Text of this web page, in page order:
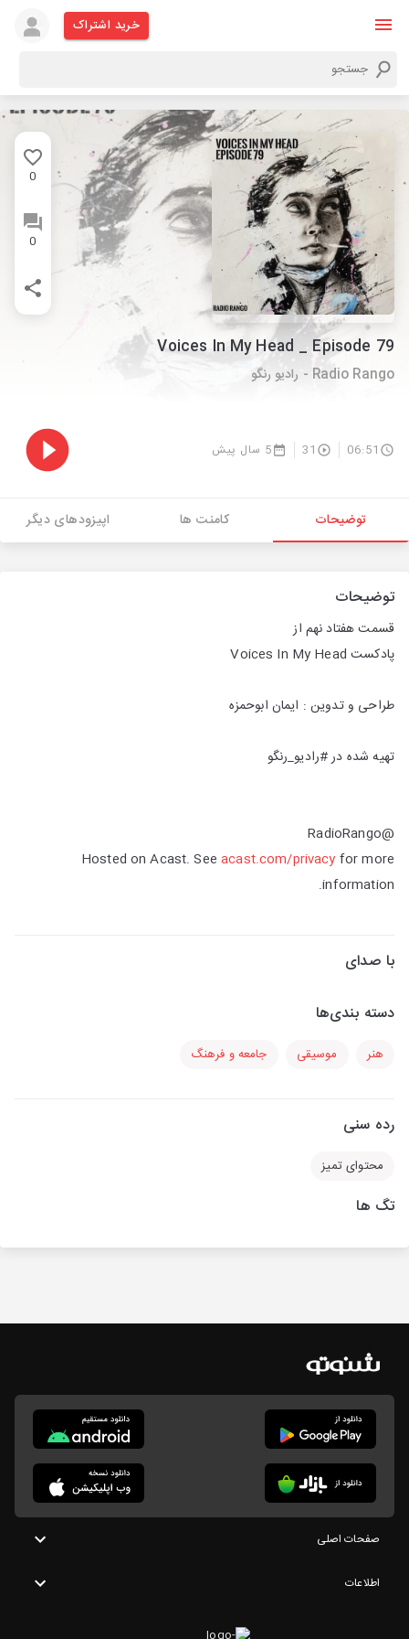
خرید اشتراک
0
0
Voices In My Head _ Episode 79
Radio Rango - رادیو رنگو
06:51
31 5 سال پیش
توضیحات کامنت ها اپیزودهای دیگر
توضیحات
قسمت هفتاد نهم از
پادکست Voices In My Head
طراحی و تدوین : ایمان ابوحمزه
تهیه شده در #رادیو_رنگو
@RadioRango
Hosted on Acast. Seeacast.com/privacy for more
information.
با صدای
دسته بندی‌ها
هنر موسیقی جامعه و فرهنگ
رده سنی
محتوای تمیز
تگ ها
صفحات اصلی
اطلاعات